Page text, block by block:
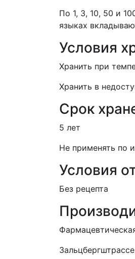
По 1, 3, 10, 50 и
языках
Условия
Хранить при
Хранить в
Срок
5 лет
Не применять по
Условия
Без рецепта